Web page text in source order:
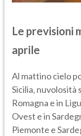
Le previsioni
aprile
Al mattino cielo
Sicilia, nuvolosità
Romagna e in
Ovest e in
Piemonte e